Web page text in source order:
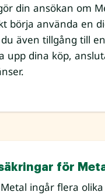
din ansökan om
börja använda en
även tillgång till
dina köp,
för
ingår flera